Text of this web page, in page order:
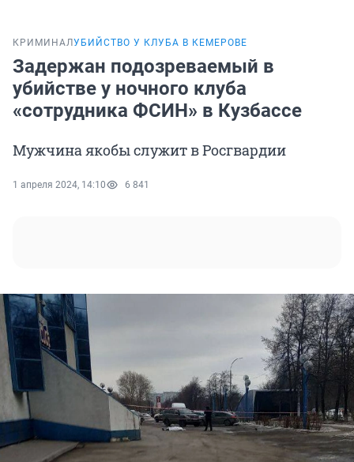
КРИМИНАЛУБИЙСТВО У КЛУБА В КЕМЕРОВЕ
Задержан подозреваемый в
убийстве у ночного клуба
«сотрудника ФСИН» в Кузбассе
Мужчина якобы служит в Росгвардии
1 апреля 2024, 14:10 6 841